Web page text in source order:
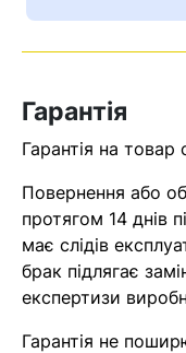
Гарантія
Гарантія на товар
Повернення або
протягом 14 днів
має слідів
брак підлягає
експертизи
Гарантія не